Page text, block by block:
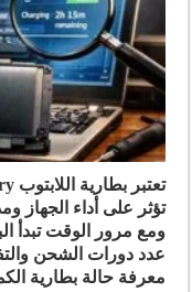
تؤثر على أداء الجهاز
ومع مرور الوقت تبدأ
عدد دورات الشحن
معرفة حالة بطارية